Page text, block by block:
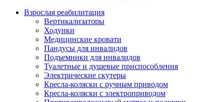
Взрослая реабилитация
Вертикализаторы
Ходунки
Медицинские кровати
Пандусы для инвалидов
Подъемники для инвалидов
Туалетные и душевые приспособления
Электрические скутеры
Кресла-коляски с ручным приводом
Кресла-коляски с электроприводом